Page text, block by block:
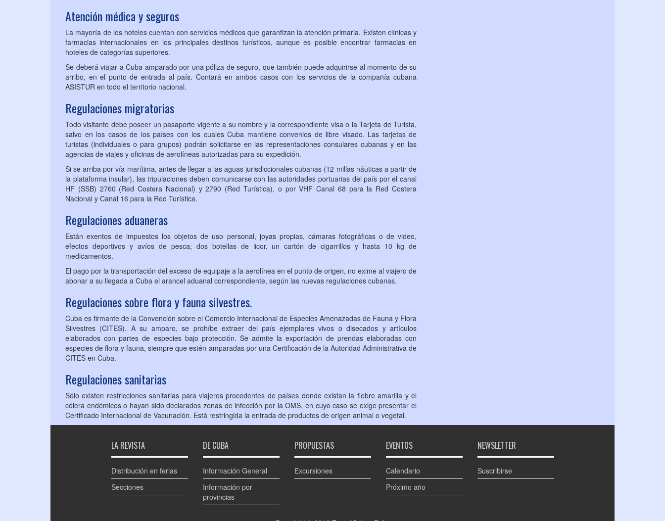
Atención médica y seguros
La mayoría de los hoteles cuentan con servicios médicos que garantizan la atención primaria. Existen clínicas y
farmacias internacionales en los principales destinos turísticos, aunque es posible encontrar farmacias en
hoteles de categorías superiores.
Se deberá viajar a Cuba amparado por una póliza de seguro, que también puede adquirirse al momento de su
arribo, en el punto de entrada al país. Contará en ambos casos con los servicios de la compañía cubana
ASISTUR en todo el territorio nacional.
Regulaciones migratorias
Todo visitante debe poseer un pasaporte vigente a su nombre y la correspondiente visa o la Tarjeta de Turista,
salvo en los casos de los países con los cuales Cuba mantiene convenios de libre visado. Las tarjetas de
turistas (individuales o para grupos) podrán solicitarse en las representaciones consulares cubanas y en las
agencias de viajes y oficinas de aerolíneas autorizadas para su expedición.
Si se arriba por vía marítima, antes de llegar a las aguas jurisdiccionales cubanas (12 millas náuticas a partir de
la plataforma insular), las tripulaciones deben comunicarse con las autoridades portuarias del país por el canal
HF (SSB) 2760 (Red Costera Nacional) y 2790 (Red Turística), o por VHF Canal 68 para la Red Costera
Nacional y Canal 16 para la Red Turística.
Regulaciones aduaneras
Están exentos de impuestos los objetos de uso personal, joyas propias, cámaras fotográficas o de video,
efectos deportivos y avíos de pesca; dos botellas de licor, un cartón de cigarrillos y hasta 10 kg de
medicamentos.
El pago por la transportación del exceso de equipaje a la aerolínea en el punto de origen, no exime al viajero de
abonar a su llegada a Cuba el arancel aduanal correspondiente, según las nuevas regulaciones cubanas.
Regulaciones sobre flora y fauna silvestres.
Cuba es firmante de la Convención sobre el Comercio Internacional de Especies Amenazadas de Fauna y Flora
Silvestres (CITES). A su amparo, se prohíbe extraer del país ejemplares vivos o disecados y artículos
elaborados con partes de especies bajo protección. Se admite la exportación de prendas elaboradas con
especies de flora y fauna, siempre que estén amparadas por una Certificación de la Autoridad Administrativa de
CITES en Cuba.
Regulaciones sanitarias
Sólo existen restricciones sanitarias para viajeros procedentes de países donde existan la fiebre amarilla y el
cólera endémicos o hayan sido declarados zonas de infección por la OMS, en cuyo caso se exige presentar el
Certificado Internacional de Vacunación. Está restringida la entrada de productos de origen animal o vegetal.
LA REVISTA
Distribución en ferias
Secciones
DE CUBA
Información General
Información por
provincias
PROPUESTAS
Excursiones
EVENTOS
Calendario
Próximo año
NEWSLETTER
Suscribirse